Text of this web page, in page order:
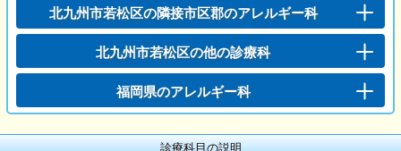
北九州市若松区の隣接市区郡のアレルギー科
北九州市若松区の他の診療科
福岡県のアレルギー科
診療科目の説明